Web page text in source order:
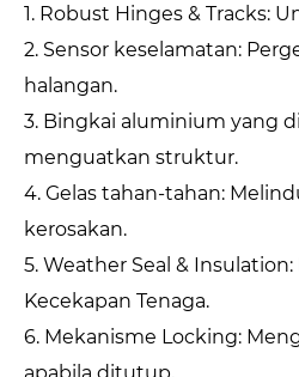
1. Robust Hinges & Tracks:
2. Sensor keselamatan:
halangan.
3. Bingkai aluminium yang
menguatkan struktur.
4. Gelas tahan-tahan:
kerosakan.
5. Weather Seal &
Kecekapan Tenaga.
6. Mekanisme Locking:
apabila ditutup.